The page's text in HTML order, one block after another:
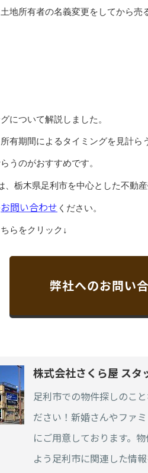
地所有者の名義変更をしてから
について解説しました。
有期間によるタイミングを見計
うのがおすすめです。
、栃木県足利市を中心とした不動
お問い合わせ ください。
らをクリック↓
弊社へのお問い
株式会社さくら屋 スタ
足利市での物件探しのこ
ださい！新婚さんやファ
にご用意しております。
よう足利市に関連した情